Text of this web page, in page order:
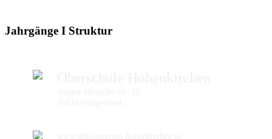
Jahrgänge I Struktur